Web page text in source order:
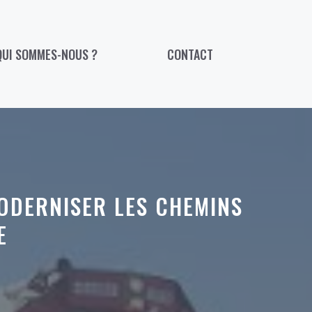
SOMMES-NOUS ? CONTACT
LES CHEMINS